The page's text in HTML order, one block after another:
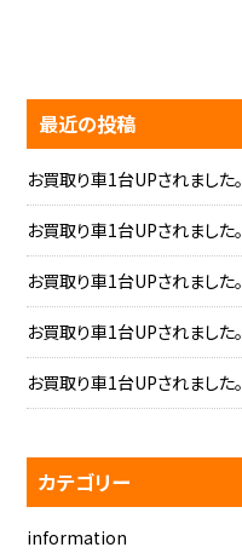
最近の投稿
お買取り車1台UPされました。
お買取り車1台UPされました。
お買取り車1台UPされました。
お買取り車1台UPされました。
お買取り車1台UPされました。
カテゴリー
information